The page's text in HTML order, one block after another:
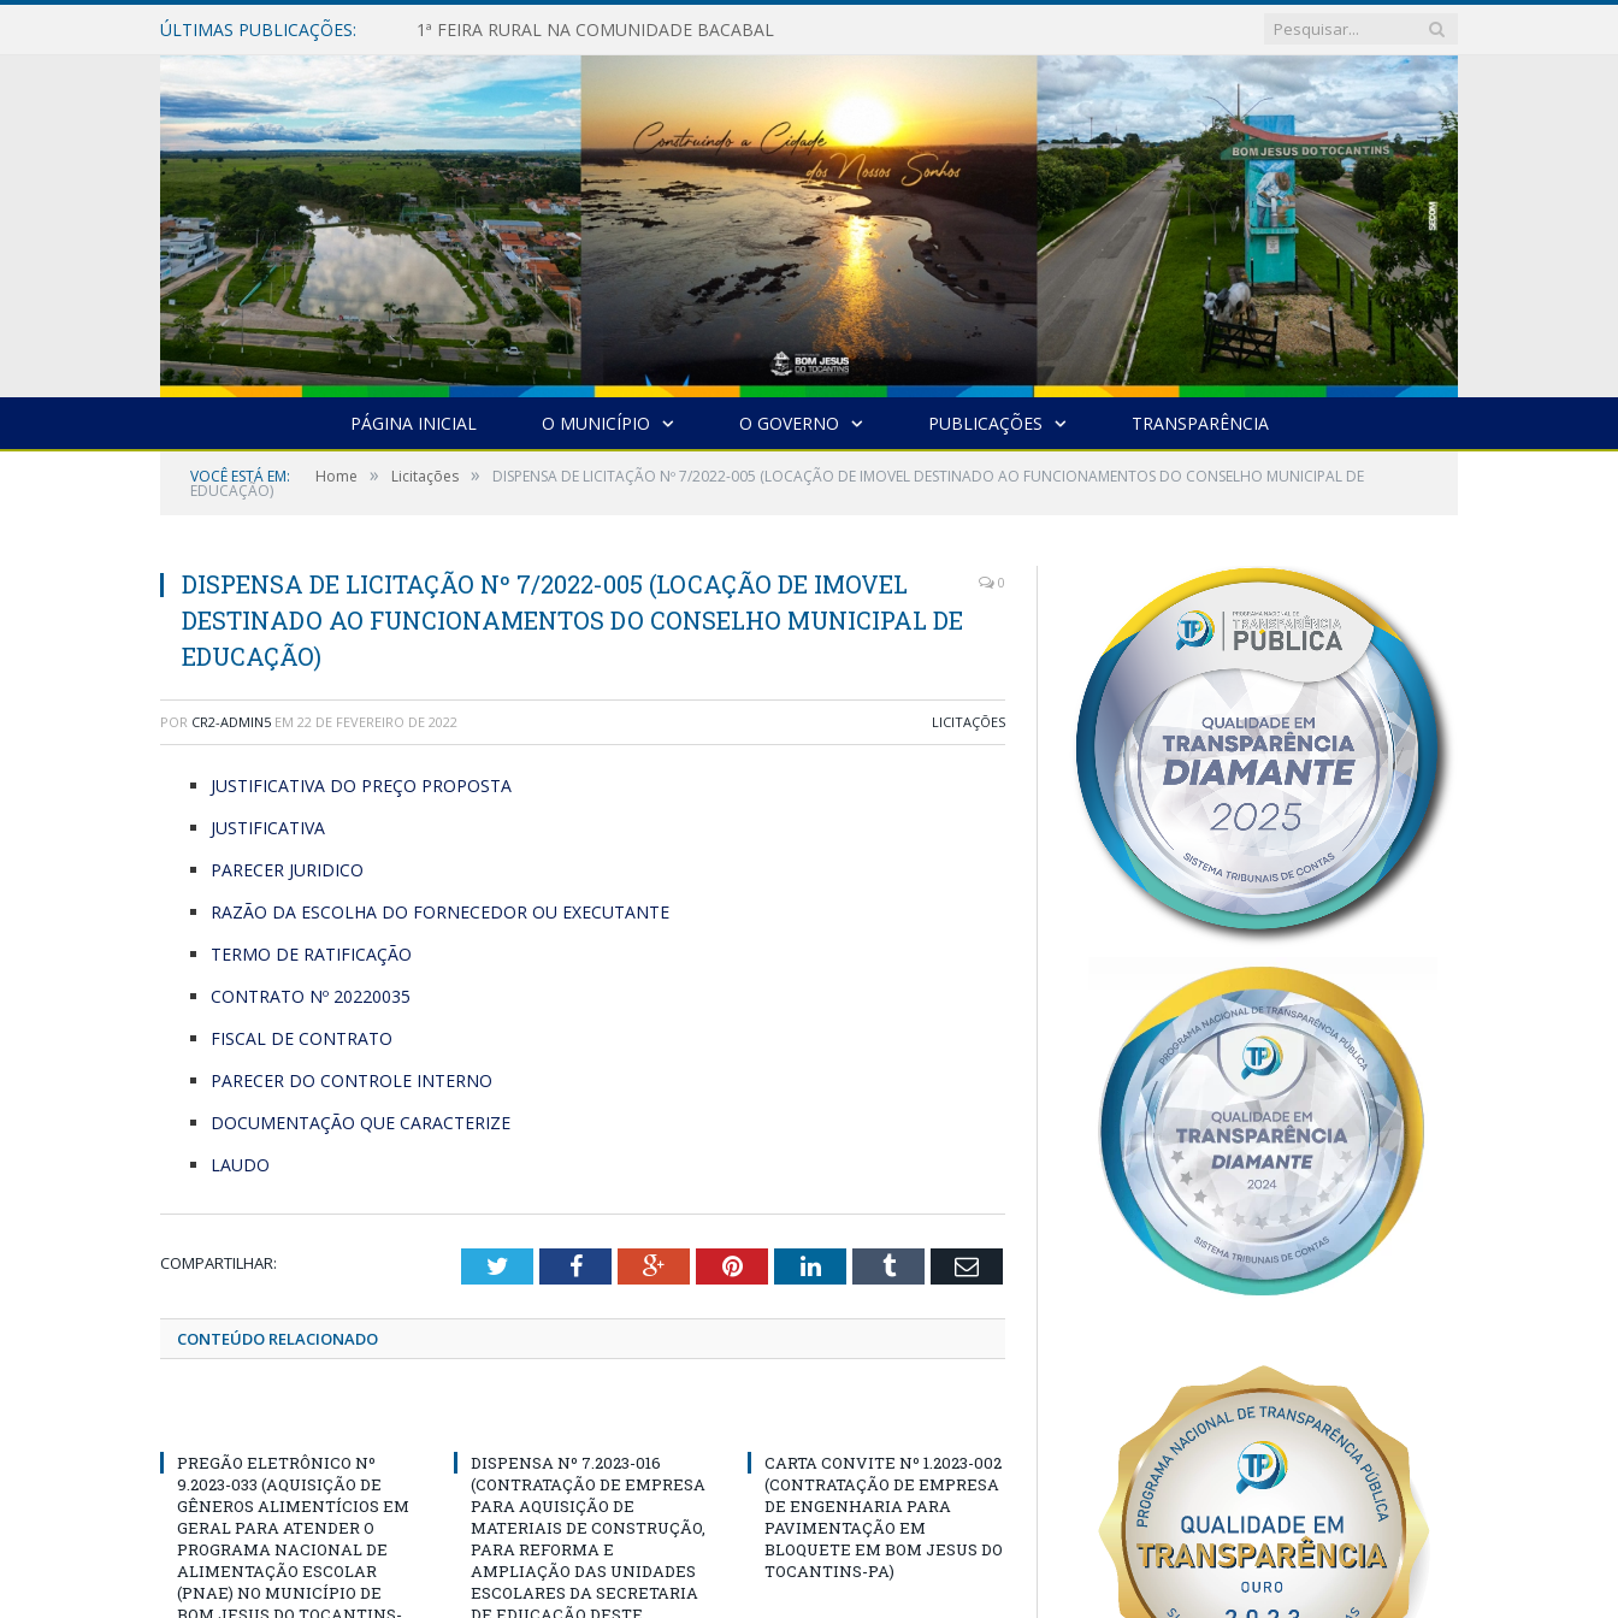
ÚLTIMAS PUBLICAÇÕES: 1ª FEIRA RURAL NA COMUNIDADE BACABAL
PÁGINA INICIAL O MUNICÍPIO O GOVERNO PUBLICAÇÕES TRANSPARÊNCIA
VOCÊ ESTÁ EM: Home » Licitações » DISPENSA DE LICITAÇÃO Nº 7/2022-005 (LOCAÇÃO DE IMOVEL DESTINADO AO FUNCIONAMENTOS DO CONSELHO MUNICIPAL DE
EDUCAÇÃO)
DISPENSA DE LICITAÇÃO Nº 7/2022-005 (LOCAÇÃO DE IMOVEL
DESTINADO AO FUNCIONAMENTOS DO CONSELHO MUNICIPAL DE
EDUCAÇÃO)
0
POR CR2-ADMIN5 EM 22 DE FEVEREIRO DE 2022 LICITAÇÕES
JUSTIFICATIVA DO PREÇO PROPOSTA
JUSTIFICATIVA
PARECER JURIDICO
RAZÃO DA ESCOLHA DO FORNECEDOR OU EXECUTANTE
TERMO DE RATIFICAÇÃO
CONTRATO Nº 20220035
FISCAL DE CONTRATO
PARECER DO CONTROLE INTERNO
DOCUMENTAÇÃO QUE CARACTERIZE
LAUDO
COMPARTILHAR: TwitterFacebookGoogle+PinterestLinkedInTumblr Email
CONTEÚDO RELACIONADO
PREGÃO ELETRÔNICO Nº
9.2023-033 (AQUISIÇÃO DE
GÊNEROS ALIMENTÍCIOS EM
GERAL PARA ATENDER O
PROGRAMA NACIONAL DE
ALIMENTAÇÃO ESCOLAR
(PNAE) NO MUNICÍPIO DE
DISPENSA Nº 7.2023-016
(CONTRATAÇÃO DE EMPRESA
PARA AQUISIÇÃO DE
MATERIAIS DE CONSTRUÇÃO,
PARA REFORMA E
AMPLIAÇÃO DAS UNIDADES
ESCOLARES DA SECRETARIA
CARTA CONVITE Nº 1.2023-002
(CONTRATAÇÃO DE EMPRESA
DE ENGENHARIA PARA
PAVIMENTAÇÃO EM
BLOQUETE EM BOM JESUS DO
TOCANTINS-PA)